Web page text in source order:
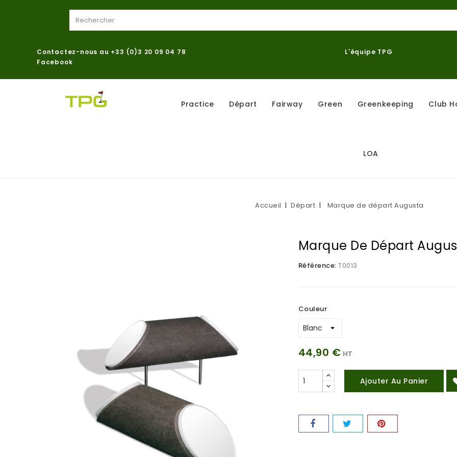
Contactez-nous au +33 (0)3 20 09 04 78
L'équipe TPG
Facebook
Practice Départ Fairway Green Greenkeeping Club
LOA
Accueil Départ Marque de départ Augusta
Marque De Départ
Référence: T0013
Couleur
44,90 € HT
Ajouter Au Panier